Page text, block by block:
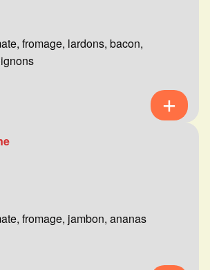
fromage, lardons, bacon,
fromage, jambon, ananas